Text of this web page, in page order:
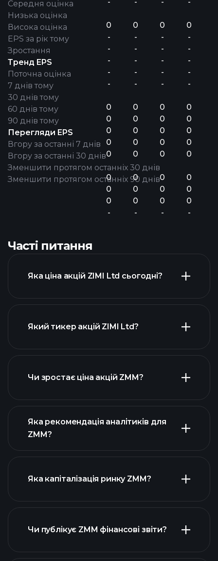
Середня оцінка
Низька оцінка
Висока оцінка
EPS за рік тому
Зростання
Тренд EPS
Поточна оцінка
7 днів тому
30 днів тому
60 днів тому
90 днів тому
Перегляди EPS
Вгору за останні 7 днів
Вгору за останні 30 днів
Зменшити протягом останніх 30 днів
Зменшити протягом останніх 90 днів
0
-
-
-
-
-
0
0
0
0
0
0
0
0
-
0
-
-
-
-
-
0
0
0
0
0
0
0
0
-
0
-
-
-
-
-
0
0
0
0
0
0
0
0
-
0
-
-
-
-
-
0
0
0
0
0
0
0
0
-
Часті питання
Яка ціна акцій ZIMI Ltd сьогодні?
розширеній діаграмі
Який тикер акцій ZIMI Ltd?
Чи зростає ціна акцій ZMM?
діаграмі ZMM
Яка рекомендація аналітиків для
ZMM?
Яка капіталізація ринку ZMM?
наш список акцій
Чи публікує ZMM фінансові звіти?